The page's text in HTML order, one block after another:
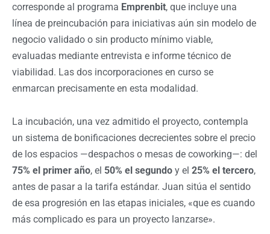
corresponde al programa Emprenbit, que incluye una
línea de preincubación para iniciativas aún sin modelo de
negocio validado o sin producto mínimo viable,
evaluadas mediante entrevista e informe técnico de
viabilidad. Las dos incorporaciones en curso se
enmarcan precisamente en esta modalidad.
La incubación, una vez admitido el proyecto, contempla
un sistema de bonificaciones decrecientes sobre el precio
de los espacios —despachos o mesas de coworking—: del
75% el primer año, el 50% el segundo y el 25% el tercero,
antes de pasar a la tarifa estándar. Juan sitúa el sentido
de esa progresión en las etapas iniciales, «que es cuando
más complicado es para un proyecto lanzarse».